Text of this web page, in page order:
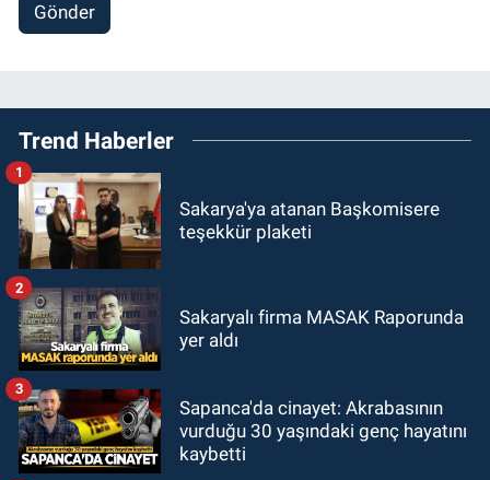
Gönder
Trend Haberler
Sakarya'ya atanan Başkomisere
teşekkür plaketi
1
Sakaryalı firma MASAK Raporunda
yer aldı
2
Sapanca'da cinayet: Akrabasının
vurduğu 30 yaşındaki genç hayatını
kaybetti
3